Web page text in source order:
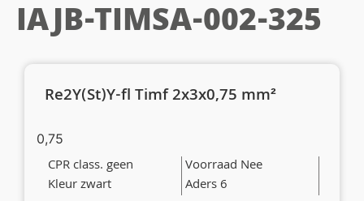
IAJB-TIMSA-002-325
Re2Y(St)Y-fl Timf 2x3x0,75 mm²
0,75
CPR class. geen
Voorraad Nee
Kleur zwart
Aders 6